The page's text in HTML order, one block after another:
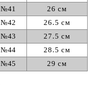
№41
26 см
№42
26.5 см
№43
27.5 см
№44
28.5 см
№45
29 см